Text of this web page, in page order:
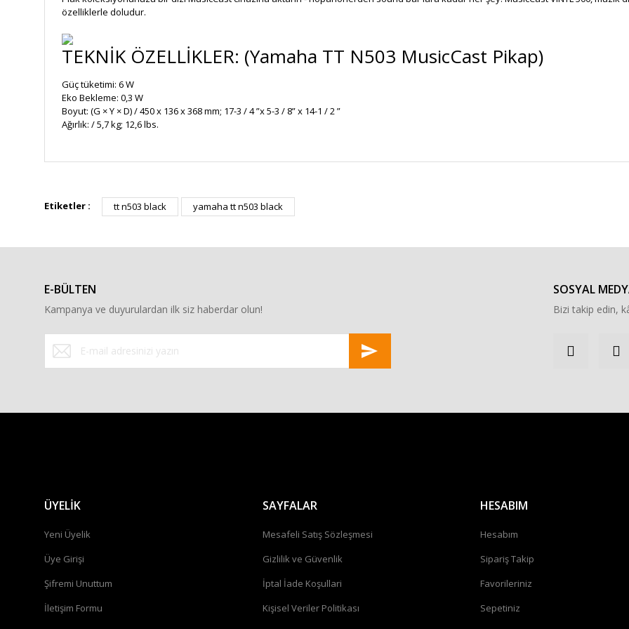
özelliklerle doludur.
TEKNİK ÖZELLİKLER: (Yamaha TT N503 MusicCast Pikap)
Güç tüketimi: 6 W
Eko Bekleme: 0,3 W
Boyut: (G × Y × D) / 450 x 136 x 368 mm; 17-3 / 4 ”x 5-3 / 8” x 14-1 / 2 ”
Ağırlık: / 5,7 kg; 12,6 lbs.
Yorum Yaz
Görüş ve önerileriniz için teşekkür ederiz.
Ürün fiyatı diğer sitelerden daha pahalı.
Bu ürüne benzer farklı alternatifler olmalı.
Etiketler : tt n503 black yamaha tt n503 black
E-BÜLTEN
Kampanya ve duyurulardan ilk siz haberdar olun!
SOSYAL
Bizi takip edin,
ÜYELİK
Yeni Üyelik
Üye Girişi
Şifremi Unuttum
İletişim Formu
SAYFALAR
Mesafeli Satış Sözleşmesi
Gizlilik ve Güvenlik
İptal İade Koşullari
Kişisel Veriler Politikası
HESABIM
Hesabım
Sipariş Takip
Favorileriniz
Sepetiniz